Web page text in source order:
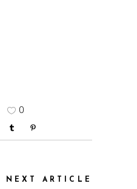
0
NEXT ARTICLE